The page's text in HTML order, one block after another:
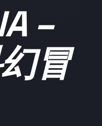
–
冒